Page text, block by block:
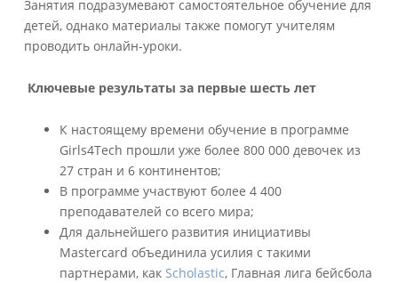
Занятия подразумевают самостоятельное обучение для
детей, однако материалы также помогут учителям
проводить онлайн-уроки.
Ключевые результаты за первые шесть лет
К настоящему времени обучение в программе
Girls4Tech прошли уже более 800 000 девочек из
27 стран и 6 континентов;
В программе участвуют более 4 400
преподавателей со всего мира;
Для дальнейшего развития инициативы
Mastercard объединила усилия с такими
партнерами, как Scholastic, Главная лига бейсбола